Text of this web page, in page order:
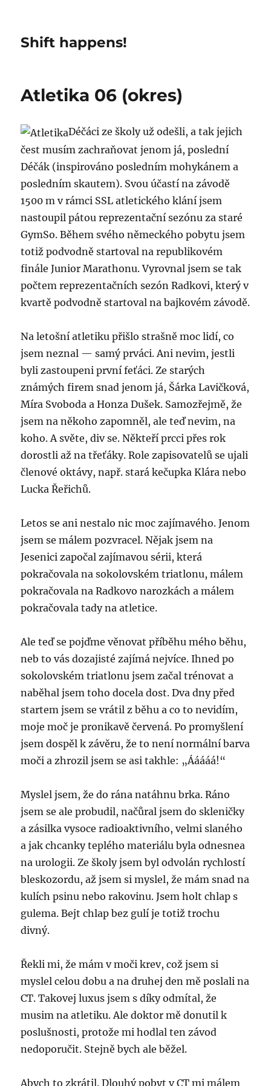
Shift happens!
Atletika 06 (okres)
Déčáci ze školy už odešli, a tak jejich
čest musím zachraňovat jenom já, poslední
Déčák (inspirováno posledním mohykánem a
posledním skautem). Svou účastí na závodě
1500 m v rámci SSL atletického klání jsem
nastoupil pátou reprezentační sezónu za staré
GymSo. Během svého německého pobytu jsem
totiž podvodně startoval na republikovém
finále Junior Marathonu. Vyrovnal jsem se tak
počtem reprezentačních sezón Radkovi, který v
kvartě podvodně startoval na bajkovém závodě.
Na letošní atletiku přišlo strašně moc lidí, co
jsem neznal — samý prváci. Ani nevim, jestli
byli zastoupeni první feťáci. Ze starých
známých firem snad jenom já, Šárka Lavičková,
Míra Svoboda a Honza Dušek. Samozřejmě, že
jsem na někoho zapomněl, ale teď nevim, na
koho. A světe, div se. Někteří prcci přes rok
dorostli až na třeťáky. Role zapisovatelů se ujali
členové oktávy, např. stará kečupka Klára nebo
Lucka Řeřichů.
Letos se ani nestalo nic moc zajímavého. Jenom
jsem se málem pozvracel. Nějak jsem na
Jesenici započal zajímavou sérii, která
pokračovala na sokolovském triatlonu, málem
pokračovala na Radkovo narozkách a málem
pokračovala tady na atletice.
Ale teď se pojďme věnovat příběhu mého běhu,
neb to vás dozajisté zajímá nejvíce. Ihned po
sokolovském triatlonu jsem začal trénovat a
naběhal jsem toho docela dost. Dva dny před
startem jsem se vrátil z běhu a co to nevidím,
moje moč je pronikavě červená. Po promyšlení
jsem dospěl k závěru, že to není normální barva
moči a zhrozil jsem se asi takhle: „Ááááá!“
Myslel jsem, že do rána natáhnu brka. Ráno
jsem se ale probudil, načůral jsem do skleničky
a zásilka vysoce radioaktivního, velmi slaného
a jak chcanky teplého materiálu byla odnesnea
na urologii. Ze školy jsem byl odvolán rychlostí
bleskozordu, až jsem si myslel, že mám snad na
kulích psinu nebo rakovinu. Jsem holt chlap s
gulema. Bejt chlap bez gulí je totiž trochu
divný.
Řekli mi, že mám v moči krev, což jsem si
myslel celou dobu a na druhej den mě poslali na
CT. Takovej luxus jsem s díky odmítal, že
musim na atletiku. Ale doktor mě donutil k
poslušnosti, protože mi hodlal ten závod
nedoporučit. Stejně bych ale běžel.
Abych to zkrátil. Dlouhý pobyt v CT mi málem